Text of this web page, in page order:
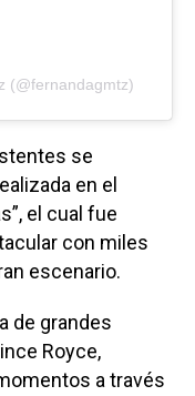
(@fernandagmtz)
se
en el
el cual fue
con miles
escenario.
de grandes
Royce,
a través